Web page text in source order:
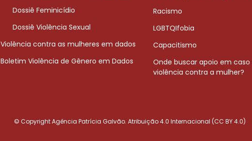
Dossiê Feminicídio
Dossiê Violência Sexual
Violência contra as mulheres em dados
Boletim Violência de Gênero em Dados
Racismo
LGBTQIfobia
Capacitismo
Onde buscar apoio em caso
violência contra a mulher?
© Copyright Agência Patrícia Galvão. Atribuição 4.0 Internacional (CC BY 4.0)